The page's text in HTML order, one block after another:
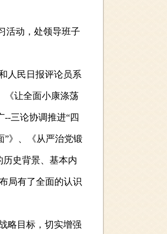
活动，处领导班子
人民日报评论员系
《让全面小康涤荡
--三论协调推进“四
”》、《从严治党锻
历史背景、基本内
局有了全面的认识
略目标，切实增强